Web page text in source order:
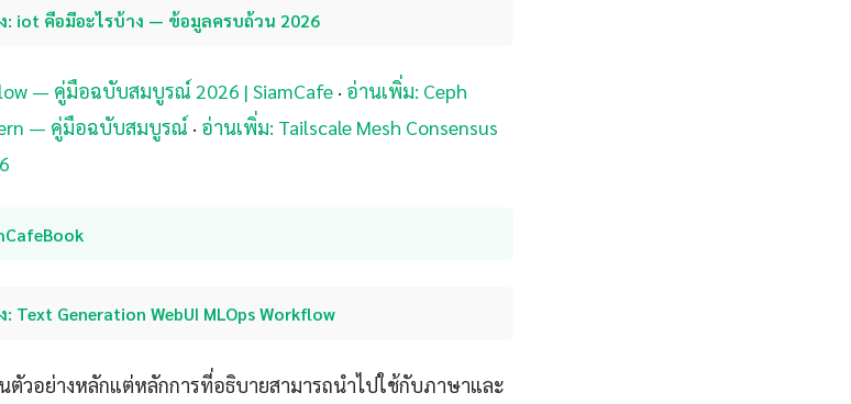
: iot คือมีอะไรบ้าง — ข้อมูลครบถ้วน 2026
— คู่มือฉบับสมบูรณ์ 2026 | SiamCafe · อ่านเพิ่ม: Ceph
— คู่มือฉบับสมบูรณ์ · อ่านเพิ่ม: Tailscale Mesh Consensus
Text Generation WebUI MLOps Workflow
นตัวอย่างหลักแต่หลักการที่อธิบายสามารถนำไปใช้กับภาษาและ